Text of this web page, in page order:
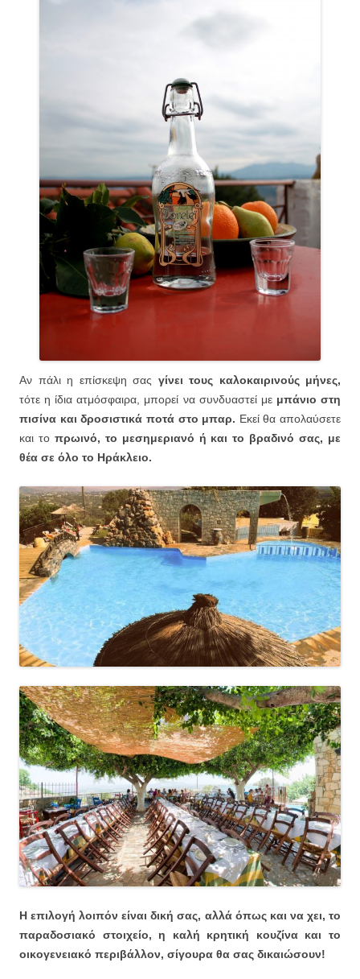
Αν πάλι η επίσκεψη σας γίνει τους καλοκαιρινούς μήνες,
τότε η ίδια ατμόσφαιρα, μπορεί να συνδυαστεί με μπάνιο στη
πισίνα και δροσιστικά ποτά στο μπαρ. Εκεί θα απολαύσετε
και το πρωινό, το μεσημεριανό ή και το βραδινό σας, με
θέα σε όλο το Ηράκλειο.
Η επιλογή λοιπόν είναι δική σας, αλλά όπως και να χει, το
παραδοσιακό στοιχείο, η καλή κρητική κουζίνα και το
οικογενειακό περιβάλλον, σίγουρα θα σας δικαιώσουν!